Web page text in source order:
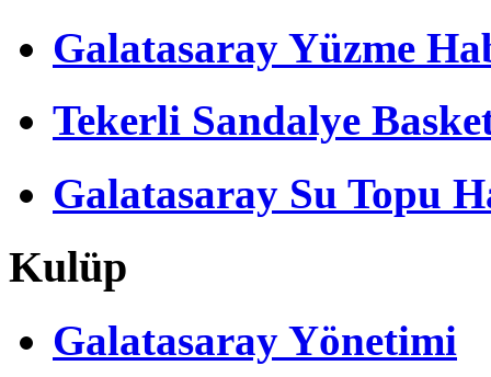
Galatasaray Yüzme
Tekerli Sandalye
Galatasaray Su Topu
Kulüp
Galatasaray Yönetimi